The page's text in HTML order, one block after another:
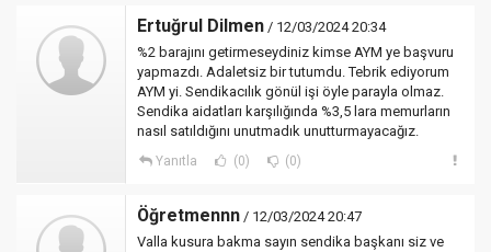
Ertuğrul Dilmen / 12/03/2024 20:34
%2 barajını getirmeseydiniz kimse AYM ye başvuru
yapmazdı. Adaletsiz bir tutumdu. Tebrik ediyorum
AYM yi. Sendikacılık gönül işi öyle parayla olmaz.
Sendika aidatları karşılığında %3,5 lara memurların
nasıl satıldığını unutmadık unutturmayacağız.
Yanıtla (0) (0)
Öğretmennn / 12/03/2024 20:47
Valla kusura bakma sayın sendika başkanı siz ve